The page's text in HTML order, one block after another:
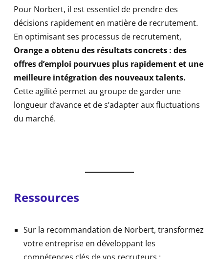
Pour Norbert, il est essentiel de prendre des
décisions rapidement en matière de recrutement.
En optimisant ses processus de recrutement,
Orange a obtenu des résultats concrets : des
offres d’emploi pourvues plus rapidement et une
meilleure intégration des nouveaux talents.
Cette agilité permet au groupe de garder une
longueur d’avance et de s’adapter aux fluctuations
du marché.
Ressources
Sur la recommandation de Norbert, transformez
votre entreprise en développant les